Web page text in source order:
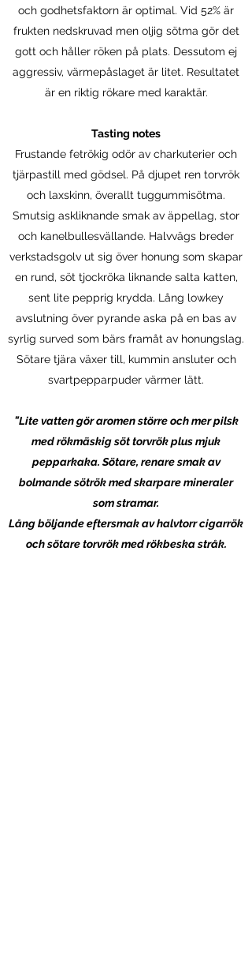
och godhetsfaktorn är optimal. Vid 52% är
frukten nedskruvad men oljig sötma gör det
gott och håller röken på plats. Dessutom ej
aggressiv, värmepåslaget är litet. Resultatet
är en riktig rökare med karaktär.
Tasting notes
Frustande fetrökig odör av charkuterier och
tjärpastill med gödsel. På djupet ren torvrök
och laxskinn, överallt tuggummisötma.
Smutsig askliknande smak av äppellag, stor
och kanelbullesvällande. Halvvägs breder
verkstadsgolv ut sig över honung som skapar
en rund, söt tjockröka liknande salta katten,
sent lite pepprig krydda. Lång lowkey
avslutning över pyrande aska på en bas av
syrlig surved som bärs framåt av honungslag.
Sötare tjära växer till, kummin ansluter och
svartpepparpuder värmer lätt.
”Lite vatten gör aromen större och mer pilsk
med rökmäskig söt torvrök plus mjuk
pepparkaka. Sötare, renare smak av
bolmande sötrök med skarpare mineraler
som stramar.
Lång böljande eftersmak av halvtorr cigarrök
och sötare torvrök med rökbeska stråk.